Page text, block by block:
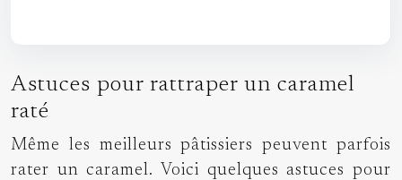
Astuces pour rattraper un caramel
raté
Même les meilleurs pâtissiers peuvent parfois
rater un caramel. Voici quelques astuces pour